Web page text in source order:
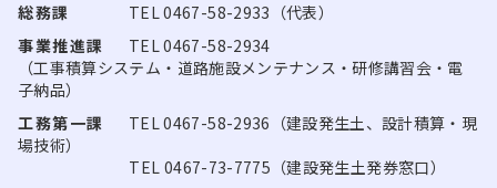
総務課
TEL 0467-58-2933（代表）
事業推進課
TEL 0467-58-2934
（工事積算システム・道路施設メンテナンス・研修講習会・電
子納品）
工務第一課
TEL 0467-58-2936（建設発生土、設計積算・現
場技術）
TEL 0467-73-7775（建設発生土発券窓口）